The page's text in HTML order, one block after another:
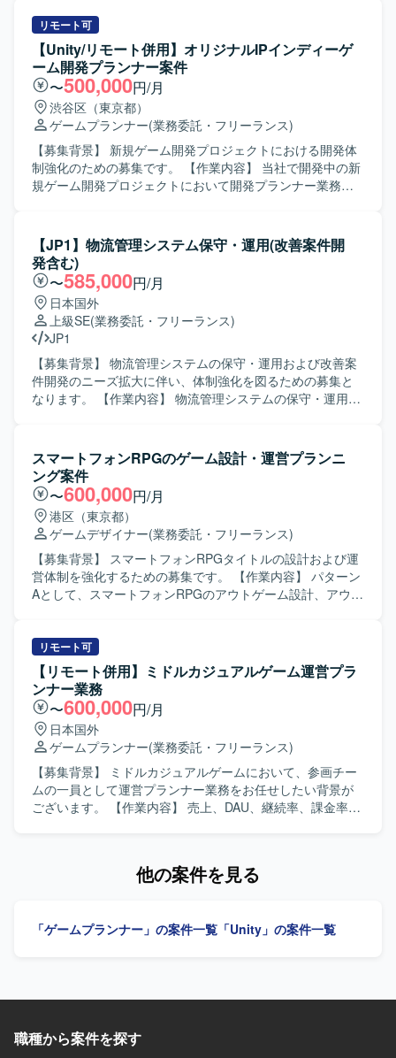
計・実装・レビュー・障害対応までを担当し、開発チーム
をリードしていただきます。 プロダクトマネージャーやUX
デザイナー、各分野のテックリードと協議しながら、プロ
ダクト開発の方向性と実現可能性を検討していただきま
す。 現場の技術課題に対してエンジニアと議論し、課題解
決を促進していただきます。 機能開発・負債解消・技術投
資のバランスを考慮した開発ロードマップを策定し、その
実現をリードしていただきます。 AI駆動開発を前提とした
チーム運営を行い、メンバーが開発に集中できる環境を整
備していただきます。 開発チームの機能デリバリーの責任
い関心と適応力があり、新しい開発スタイルを自ら推進し
ていただける方を求めています。 ドメイン知識とAI技術を
組み合わせて価値あるプロダクトを創出することに意欲的
で、関係者と協働しながら主体的に課題解決を進めていた
だける方が望ましいです。 【ポジションの魅力】 新規プロ
ダクトの立ち上げ初期フェーズから参画し、プロダクトコ
ンセプトの具体化や根幹機能の設計・実装に大きな裁量を
持って関われます。 AIの精度向上やカバー範囲拡大、外部
サービスとの連携強化といった重要テーマに主導的に取り
組み、AIが業務を遂行する世界観の実現に直結する開発経
Webサービス開発に適したモダンな環境が整備されていま
す。AIコーディングエージェントを前提にした開発プロセ
スや評価基盤なども順次整備されています。
リモート可
【Unity/リモート併用】オリジナルIPインディーゲ
ーム開発プランナー案件
〜500,000円/月
渋谷区（東京都）
ゲームプランナー(業務委託・フリーランス)
【募集背景】 新規ゲーム開発プロジェクトにおける開発体
制強化のための募集です。 【作業内容】 当社で開発中の新
規ゲーム開発プロジェクトにおいて開発プランナー業務を
小規模なチームでの開発となり、将来的に他セクションや
新規タイトルを含めた他プロジェクトへの異動や、マネジ
メントへのミッション変更なども可能です。 【求める人物
像】 インディーゲームやアドベンチャーゲームへの強い興
味や知見をお持ちで、主体的に課題を発見し解決しながら
業務を推進いただける方を求めています。チームでのもの
づくりを楽しみ、少数精鋭な環境で職能にこだわらず幅広
い業務に携わることにやりがいを感じていただける方を歓
迎いたします。 【ポジションの魅力】 オリジナルIPや有力
IPによる大規模ゲーム開発からインディーゲーム開発ま
を目指したものづくりを経験でき、国内最大級の開発体制
と高度な運用ノウハウを生かした長期的なヒットタイトル
創出に携わることができます。自律的に価値創出を行うカ
ルチャーの中で、大きな裁量を持って挑戦できる環境で
す。 【開発環境】 ゲーム開発に最適な機材を含む環境が整
備されており、ご希望に応じて必要な機材や勉強会参加、
R&D等の技術投資が行われます。快適なオフィス環境やリ
ラクゼーションスペースなども備えた開発環境となってお
ります。
【JP1】物流管理システム保守・運用(改善案件開
発含む)
〜585,000円/月
日本国外
上級SE(業務委託・フリーランス)
JP1
【募集背景】 物流管理システムの保守・運用および改善案
件開発のニーズ拡大に伴い、体制強化を図るための募集と
なります。 【作業内容】 物流管理システムの保守・運用業
だきます。ユーザーからの問い合わせ内容をもとにした調
査や不具合対応、改善提案なども行っていただきます。
【求める人物像】 ユーザーの立場に立って課題を整理し、
主体的に改善に取り組んでいただける方を求めています。
関係者とのコミュニケーションを円滑に行いながら、責任
感を持って業務を遂行できる方を歓迎します。 【ポジショ
ンの魅力】 物流管理システムの保守・運用から改善開発ま
で幅広く携わることで、業務理解とシステム開発スキルの
双方を高めることができます。ユーザーとの距離が近く、
を用いたシステム開発環境での業務となります。ジョブ管
理ツールとしてJP1を利用するケースがあります。
スマートフォンRPGのゲーム設計・運営プランニ
ング案件
〜600,000円/月
港区（東京都）
ゲームデザイナー(業務委託・フリーランス)
【募集背景】 スマートフォンRPGタイトルの設計および運
営体制を強化するための募集です。 【作業内容】 パターン
Aとして、スマートフォンRPGのアウトゲーム設計、アウト
て、スマートフォンRPGのバトル設計、バトルのレベルデ
ザイン設計、キャラ設計などのバランス調整をご担当いた
だきます。 【求める人物像】 ゲームの世界観や企画意図を
理解しながら、自ら主体的に提案や設計を進めていただけ
る方を求めています。関係者とのコミュニケーションを大
切にしながら、データ分析やバランス調整を通じてユーザ
ー体験の向上を目指していただける方です。 【ポジション
の魅力】 スマートフォンRPGにおけるアウトゲームやバト
ル部分の中核設計に関わることができ、イベント設計やデ
ータ分析などを通じて、ゲーム運営全体への影響度の高い
いて、アウトゲームおよびバトル設計に必要な各種ツール
リモート可
【リモート併用】ミドルカジュアルゲーム運営プラ
ンナー業務
〜600,000円/月
日本国外
ゲームプランナー(業務委託・フリーランス)
【募集背景】 ミドルカジュアルゲームにおいて、参画チー
ムの一員として運営プランナー業務をお任せしたい背景が
ございます。 【作業内容】 売上、DAU、継続率、課金率な
の売上予測および着地見込み資料を作成します。クライア
務を主体的に推進していただきます。 【求める人物像】 ク
特定し、改善案を立案できる方を求めています。 【ポジシ
分析から施策立案、クライアントへの提案まで一連のプロ
他の案件を見る
「ゲームプランナー」の案件一覧 「Unity」の案件一覧
職種から案件を探す